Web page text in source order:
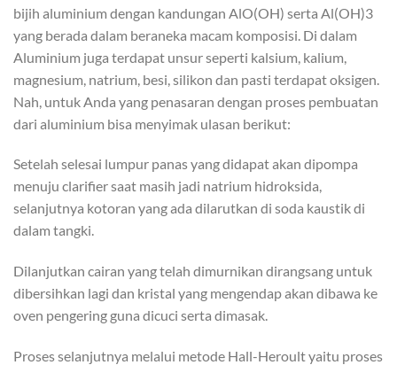
bijih aluminium dengan kandungan AlO(OH) serta Al(OH)3
yang berada dalam beraneka macam komposisi. Di dalam
Aluminium juga terdapat unsur seperti kalsium, kalium,
magnesium, natrium, besi, silikon dan pasti terdapat oksigen.
Nah, untuk Anda yang penasaran dengan proses pembuatan
dari aluminium bisa menyimak ulasan berikut:
Setelah selesai lumpur panas yang didapat akan dipompa
menuju clarifier saat masih jadi natrium hidroksida,
selanjutnya kotoran yang ada dilarutkan di soda kaustik di
dalam tangki.
Dilanjutkan cairan yang telah dimurnikan dirangsang untuk
dibersihkan lagi dan kristal yang mengendap akan dibawa ke
oven pengering guna dicuci serta dimasak.
Proses selanjutnya melalui metode Hall-Heroult yaitu proses